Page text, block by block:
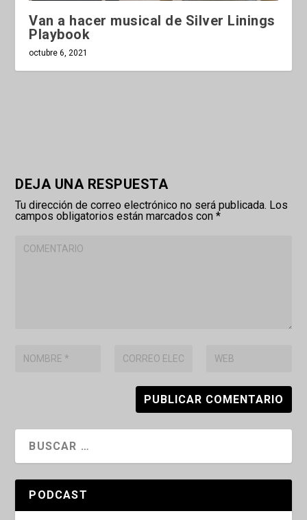
Van a hacer musical de Silver Linings
Playbook
octubre 6, 2021
DEJA UNA RESPUESTA
Tu dirección de correo electrónico no será publicada. Los
campos obligatorios están marcados con*
PODCAST